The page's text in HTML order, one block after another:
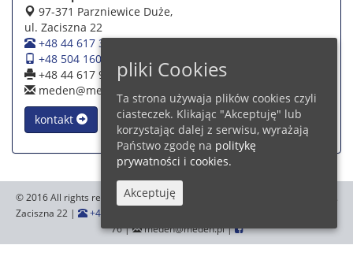
97-371 Parzniewice Duże,
ul. Zaciszna 22
+48 44 617 39 39
+48 504 160 942
+48 44 617 93 76
meden@meden.pl
kontakt
© 2016 All rights reserved.Meden Sp. z o.o.
Zaciszna 22 |
+48 44 617 39 39
76 |
meden@meden.pl |
pliki Cookies
Ta strona używaja plików cookies czyli
ciasteczek. Klikając "Akceptuję" lub
korzystając dalej z serwisu, wyrażają
Państwo zgodę na politykę
prywatności i cookies.
Akceptuję